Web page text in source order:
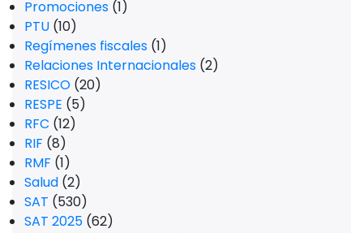
Promociones (1)
PTU (10)
Regímenes fiscales (1)
Relaciones Internacionales (2)
RESICO (20)
RESPE (5)
RFC (12)
RIF (8)
RMF (1)
Salud (2)
SAT (530)
SAT 2025 (62)